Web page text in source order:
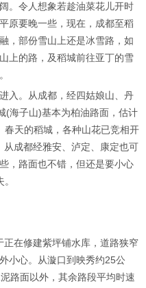
。令人想象若趁油菜花儿开时
原要晚一些，现在，成都至稻
，部份雪山上还是冰雪路，如
上的路，及稻城前往亚丁的雪
入。从成都，经四姑娘山、丹
(海子山)基本为柏油路面，估计
天的稻城，各种山花已竞相开
成都经雅安、泸定、康定也可
，路面也不错，但还是要小心
在修建紫坪铺水库，道路狭窄
小心。从漩口到映秀约25公
路面以外，其余路段平均时速